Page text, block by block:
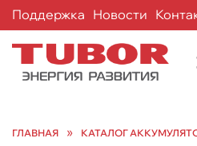
Поддержка Новости
ГЛАВНАЯ » КАТАЛОГ